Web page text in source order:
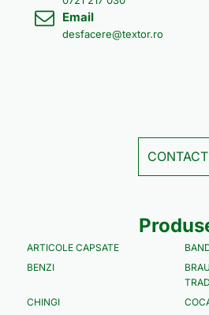
Email
desfacere@textor.ro
CONTACT
ARTICOLE CAPSATE
BENZI
CHINGI